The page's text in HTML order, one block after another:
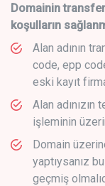
Domainin
koşulların
Alan adının
code, epp
eski kayıt
Alan
işleminin
Domain
yaptıysanız
geçmiş